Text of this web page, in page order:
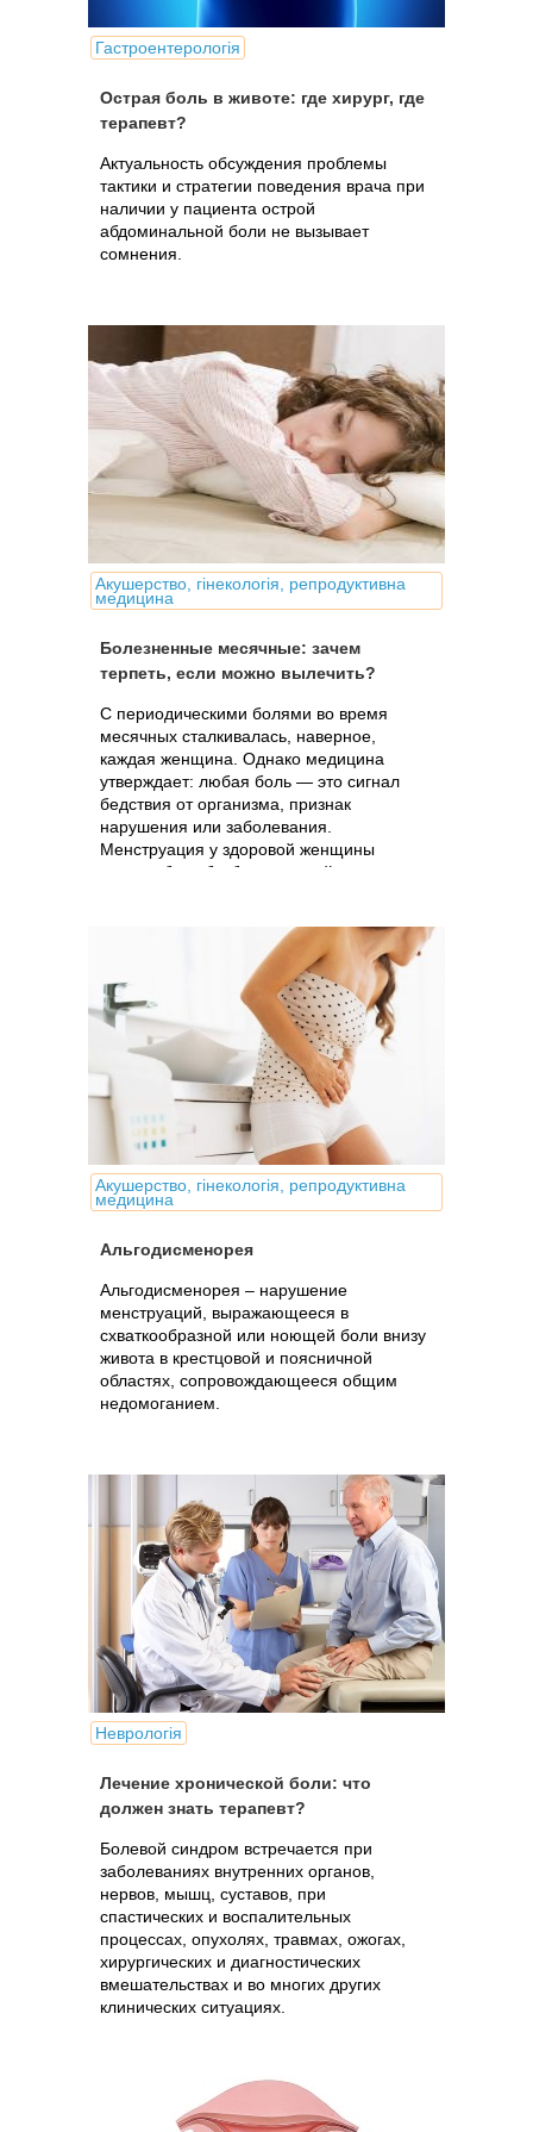
Гастроентерологія
Острая боль в животе: где хирург, где
терапевт?
Актуальность обсуждения проблемы
тактики и стратегии поведения врача при
наличии у пациента острой
абдоминальной боли не вызывает
сомнения.
Акушерство, гінекологія, репродуктивна
медицина
Болезненные месячные: зачем
терпеть, если можно вылечить?
С периодическими болями во время
месячных сталкивалась, наверное,
каждая женщина. Однако медицина
утверждает: любая боль — это сигнал
бедствия от организма, признак
нарушения или заболевания.
Менструация у здоровой женщины
должна быть безболезненной.
Акушерство, гінекологія, репродуктивна
медицина
Альгодисменорея
Альгодисменорея – нарушение
менструаций, выражающееся в
схваткообразной или ноющей боли внизу
живота в крестцовой и поясничной
областях, сопровождающееся общим
недомоганием.
Неврологія
Лечение хронической боли: что
должен знать терапевт?
Болевой синдром встречается при
заболеваниях внутренних органов,
нервов, мышц, суставов, при
спастических и воспалительных
процессах, опухолях, травмах, ожогах,
хирургических и диагностических
вмешательствах и во многих других
клинических ситуациях.